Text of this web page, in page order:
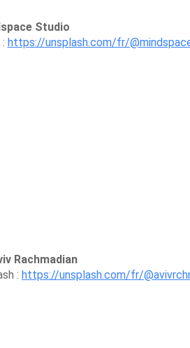
Studio
https://unsplash.com/fr/
Rachmadian
: https://unsplash.com/fr/